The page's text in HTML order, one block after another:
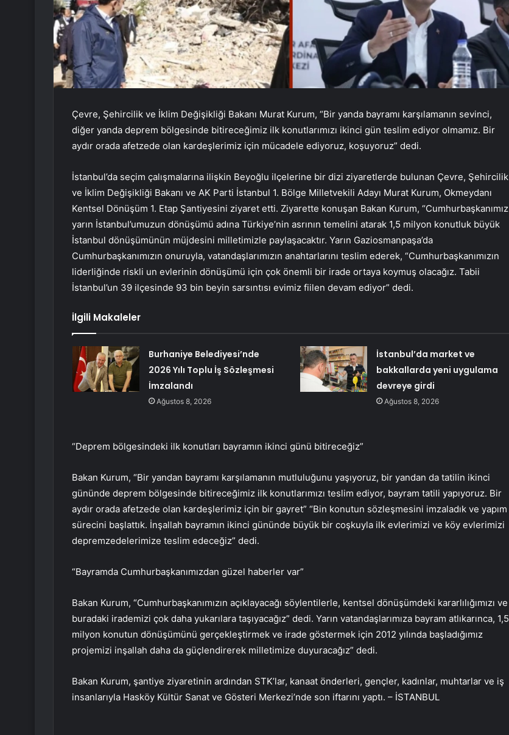
Çevre, Şehircilik ve İklim Değişikliği Bakanı Murat Kurum, “Bir yanda bayramı karşılamanın sevinci,
diğer yanda deprem bölgesinde bitireceğimiz ilk konutlarımızı ikinci gün teslim ediyor olmamız. Bir
aydır orada afetzede olan kardeşlerimiz için mücadele ediyoruz, koşuyoruz” dedi.
İstanbul’da seçim çalışmalarına ilişkin Beyoğlu ilçelerine bir dizi ziyaretlerde bulunan Çevre, Şehircilik
ve İklim Değişikliği Bakanı ve AK Parti İstanbul 1. Bölge Milletvekili Adayı Murat Kurum, Okmeydanı
Kentsel Dönüşüm 1. Etap Şantiyesini ziyaret etti. Ziyarette konuşan Bakan Kurum, “Cumhurbaşkanımız
yarın İstanbul’umuzun dönüşümü adına Türkiye’nin asrının temelini atarak 1,5 milyon konutluk büyük
İstanbul dönüşümünün müjdesini milletimizle paylaşacaktır. Yarın Gaziosmanpaşa’da
Cumhurbaşkanımızın onuruyla, vatandaşlarımızın anahtarlarını teslim ederek, “Cumhurbaşkanımızın
liderliğinde riskli un evlerinin dönüşümü için çok önemli bir irade ortaya koymuş olacağız. Tabii
İstanbul’un 39 ilçesinde 93 bin beyin sarsıntısı evimiz fiilen devam ediyor” dedi.
İlgili Makaleler
Burhaniye Belediyesi’nde
2026 Yılı Toplu İş Sözleşmesi
İmzalandı
Ağustos 8, 2026
İstanbul’da market ve
bakkallarda yeni uygulama
devreye girdi
Ağustos 8, 2026
“Deprem bölgesindeki ilk konutları bayramın ikinci günü bitireceğiz”
Bakan Kurum, “Bir yandan bayramı karşılamanın mutluluğunu yaşıyoruz, bir yandan da tatilin ikinci
gününde deprem bölgesinde bitireceğimiz ilk konutlarımızı teslim ediyor, bayram tatili yapıyoruz. Bir
aydır orada afetzede olan kardeşlerimiz için bir gayret” “Bin konutun sözleşmesini imzaladık ve yapım
sürecini başlattık. İnşallah bayramın ikinci gününde büyük bir coşkuyla ilk evlerimizi ve köy evlerimizi
depremzedelerimize teslim edeceğiz” dedi.
“Bayramda Cumhurbaşkanımızdan güzel haberler var”
Bakan Kurum, “Cumhurbaşkanımızın açıklayacağı söylentilerle, kentsel dönüşümdeki kararlılığımızı ve
buradaki irademizi çok daha yukarılara taşıyacağız” dedi. Yarın vatandaşlarımıza bayram atlıkarınca, 1,5
milyon konutun dönüşümünü gerçekleştirmek ve irade göstermek için 2012 yılında başladığımız
projemizi inşallah daha da güçlendirerek milletimize duyuracağız” dedi.
Bakan Kurum, şantiye ziyaretinin ardından STK’lar, kanaat önderleri, gençler, kadınlar, muhtarlar ve iş
insanlarıyla Hasköy Kültür Sanat ve Gösteri Merkezi’nde son iftarını yaptı. – İSTANBUL